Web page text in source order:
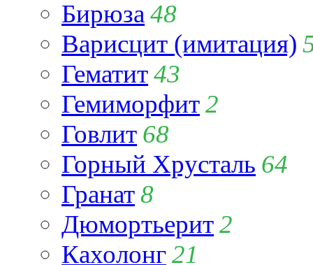
Бирюза 48
Варисцит (имитация)
Гематит43
Гемиморфит2
Говлит 68
Горный Хрусталь 64
Гранат8
Дюмортьерит2
Кахолонг21